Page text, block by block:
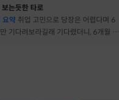
보는듯한 타로
요약 취업 고민으로 당장은 어렵다며 6
기다려보라길래 기다렸더니, 6개월 뒤